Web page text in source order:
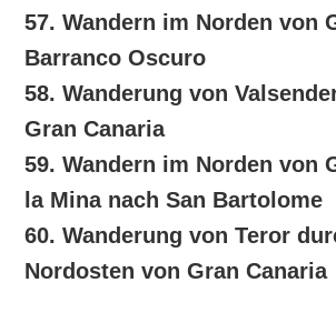
57. Wandern im Norden von
Barranco Oscuro
58. Wanderung von
Gran Canaria
59. Wandern im Norden von
la Mina nach San Bartolome
60. Wanderung von Teror
Nordosten von Gran Canaria